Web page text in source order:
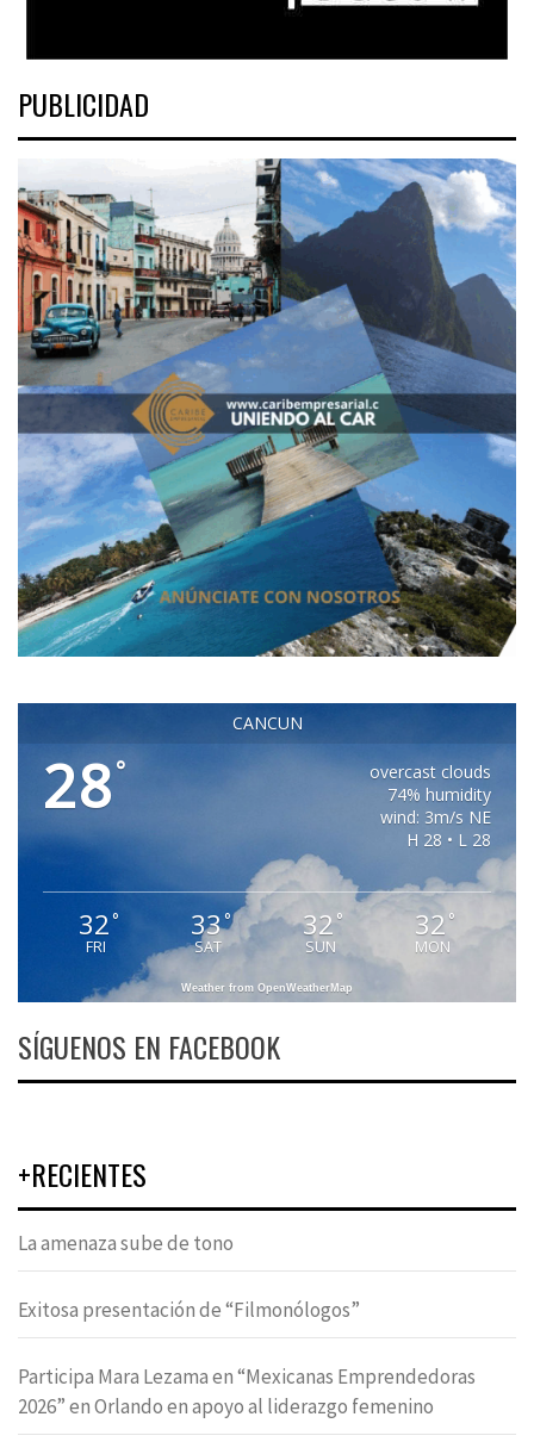
PUBLICIDAD
CANCUN
28°
overcast clouds
74% humidity
wind: 3m/s NE
H 28 • L 28
32°
FRI
33°
SAT
32 °
SUN
32 °
MON
Weather from OpenWeatherMap
SÍGUENOS EN FACEBOOK
+RECIENTES
La amenaza sube de tono
Exitosa presentación de “Filmonólogos”
Participa Mara Lezama en “Mexicanas Emprendedoras
2026” en Orlando en apoyo al liderazgo femenino